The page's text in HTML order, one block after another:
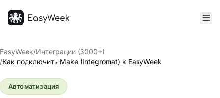
EasyWeek/Интеграции (3000+)
/Как подключить Make (Integromat) к EasyWeek
Автоматизация